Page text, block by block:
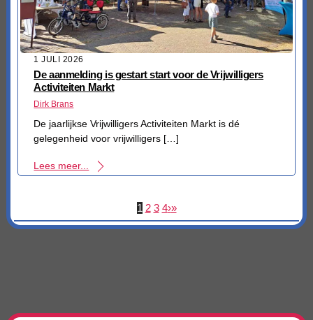
1 JULI 2026
De aanmelding is gestart start voor de Vrijwilligers
Activiteiten Markt
Dirk Brans
De jaarlijkse Vrijwilligers Activiteiten Markt is dé
gelegenheid voor vrijwilligers […]
Lees meer...
1 2 3 4›»